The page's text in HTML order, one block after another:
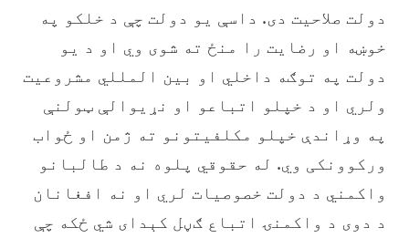
دولت صلاحیت دی. داسې یو دولت چې د خلکو په
خوښه او رضایت را منځ ته شوی وي او د یو
دولت په توګه داخلي او بین المللي مشروعیت
ولري او د خپلو اتباعو او نړيوالې ټولنې
په وړاندې خپلو مکلفیتونو ته ژمن او ځواب
ورکوونکی وي. له حقوقي پلوه نه د طالبانو
واکمني د دولت خصوصیات لري او نه افغانان
د دوی د واکمنۍ اتباع ګڼل کېدای شي ځکه چې